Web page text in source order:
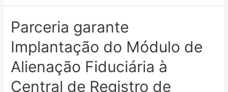
Parceria garante
Implantação do Módulo de
Alienação Fiduciária à
Central de Registro de